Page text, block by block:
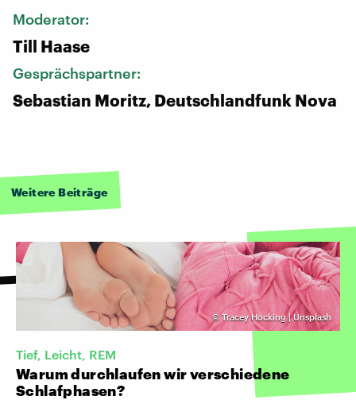
Moderator:
Till Haase
Gesprächspartner:
Sebastian Moritz, Deutschlandfunk Nova
Weitere Beiträge
©Tracey Hocking | Unsplash
Tief, Leicht, REM
Warum durchlaufen wir verschiedene
Schlafphasen?